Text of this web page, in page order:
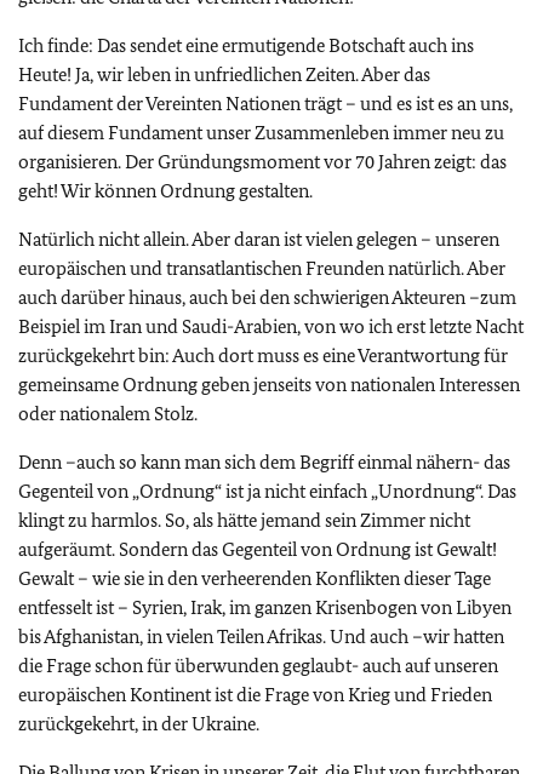
Ich finde: Das sendet eine ermutigende Botschaft auch ins
Heute! Ja, wir leben in unfriedlichen Zeiten. Aber das
Fundament der Vereinten Nationen trägt – und es ist es an uns,
auf diesem Fundament unser Zusammenleben immer neu zu
organisieren. Der Gründungsmoment vor 70 Jahren zeigt: das
geht! Wir können Ordnung gestalten.
Natürlich nicht allein. Aber daran ist vielen gelegen – unseren
europäischen und transatlantischen Freunden natürlich. Aber
auch darüber hinaus, auch bei den schwierigen Akteuren –zum
Beispiel im Iran und Saudi-Arabien, von wo ich erst letzte Nacht
zurückgekehrt bin: Auch dort muss es eine Verantwortung für
gemeinsame Ordnung geben jenseits von nationalen Interessen
oder nationalem Stolz.
Denn –auch so kann man sich dem Begriff einmal nähern- das
Gegenteil von „Ordnung“ ist ja nicht einfach „Unordnung“. Das
klingt zu harmlos. So, als hätte jemand sein Zimmer nicht
aufgeräumt. Sondern das Gegenteil von Ordnung ist Gewalt!
Gewalt – wie sie in den verheerenden Konflikten dieser Tage
entfesselt ist – Syrien, Irak, im ganzen Krisenbogen von Libyen
bis Afghanistan, in vielen Teilen Afrikas. Und auch –wir hatten
die Frage schon für überwunden geglaubt- auch auf unseren
europäischen Kontinent ist die Frage von Krieg und Frieden
zurückgekehrt, in der Ukraine.